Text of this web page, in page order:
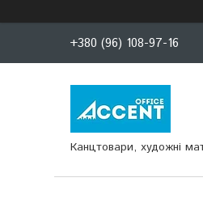
+380 (96) 108-97-16
Канцтовари, художні